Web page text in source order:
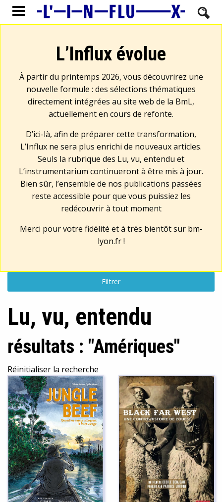
L’Influx évolue
À partir du printemps 2026, vous découvrirez une
nouvelle formule : des sélections thématiques
directement intégrées au site web de la BmL,
actuellement en cours de refonte.
D’ici-là, afin de préparer cette transformation,
L’Influx ne sera plus enrichi de nouveaux articles.
Seuls la rubrique des Lu, vu, entendu et
L’instrumentarium continueront à être mis à jour.
Bien sûr, l’ensemble de nos publications passées
reste accessible pour que vous puissiez les
redécouvrir à tout moment
Merci pour votre fidélité et à très bientôt sur bm-
lyon.fr!
Filtrer
Lu, vu, entendu
résultats : "Amériques"
Réinitialiser la recherche